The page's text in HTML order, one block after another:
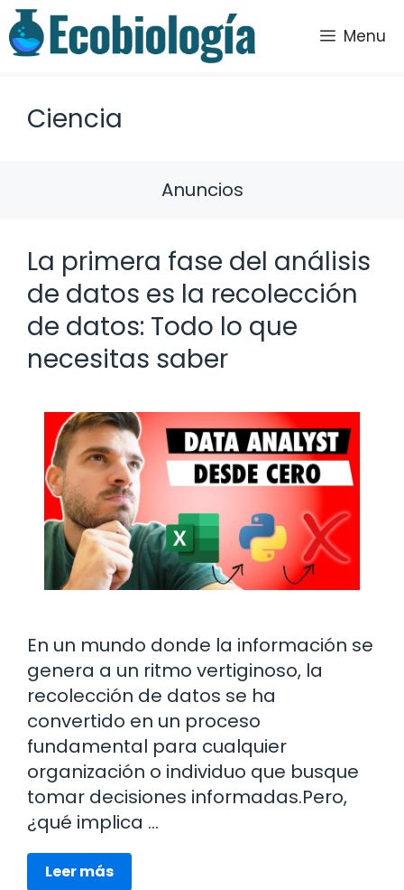
Saltar
al
contenido
Menu
Ciencia
Anuncios
La primera fase del análisis
de datos es la recolección
de datos: Todo lo que
necesitas saber
En un mundo donde la información se
genera a un ritmo vertiginoso, la
recolección de datos se ha
convertido en un proceso
fundamental para cualquier
organización o individuo que busque
tomar decisiones informadas.Pero,
¿qué implica …
Leer más